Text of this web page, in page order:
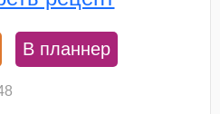
В планнер